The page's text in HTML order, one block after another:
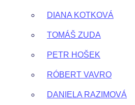
DIANA KOTKOVÁ
TOMÁŠ ZUDA
PETR HOŠEK
RÓBERT VAVRO
DANIELA RAZIMOVÁ